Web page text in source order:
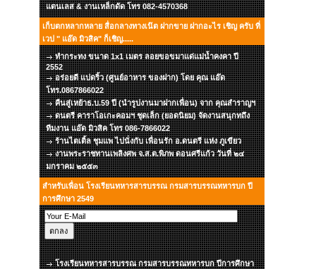
แตนเลส & งานเหล็กดัด โทร 082-4570368
เก็บตกหลากหลาย สื่อกลางทางเน๊ต ฝากขาย ฝากอะไร เชิญ ครับ ที่
เวป " แอ๊ด มิวสิค" ก็เชิญ.....
ทำกระทง ขนาด 1x1 เมตร ลอยขอขมาแด่แม่น้ำคงคา ปี
2552
อร่อยดี แปดริ้ว (ศูนย์อาหาร ของฝาก) โดย คุณ แอ๊ด
โทร.0867866022
คืนสู่เหย้าธ.บ.59 ปี (นำรูปงานมาฝากเพื่อน) จาก คุณสำราญฯ
ดนตรี คาราโอเกะคอมฯ ชุดเล็ก (ยอดนิยม) จัดงานสนุกทถึง
ทีมงาน แอ๊ด มิวสิค โทร 086-7866022
ร้านไตเติ้ล ชุมแพ ไปนั่งกับ เพื่อนรัก อ.ดนตรี แห่ง ภูเขียว
งานพระราชทานเพลิงศพ จ.ส.ต.พิภพ ดอนศรีแก้ว วันที่ ๒๔
มกราคม ๒๕๕๓
สำหรับเพื่อน โรงเรียนทหารสารบรรณ กรมสารบรรณทหารบก ปี
การศึกษา 2549
โรงเรียนทหารสารบรรณ กรมสารบรรณทหารบก ปีการศึกษา